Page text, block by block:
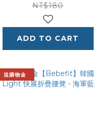
牙刷STEP 2 _2入 (附
護喉環)
NT$180
ADD TO CART
送購物金